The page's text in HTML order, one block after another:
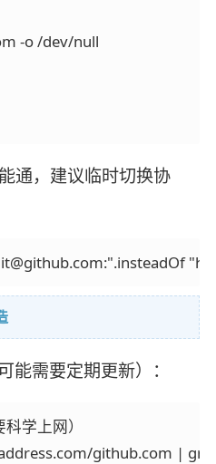
-o /dev/null
通，建议临时切换协
能需要定期更新）：
学上网）
github.com |